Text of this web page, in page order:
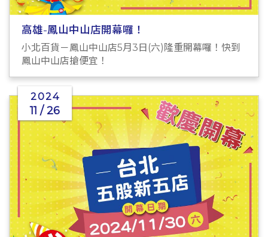
高雄-鳳山中山店開幕囉！
小北百貨－鳳山中山店5月3日(六)隆重開幕囉！快到
鳳山中山店搶便宜！
2024
11 / 26